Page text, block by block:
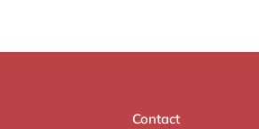
Contact